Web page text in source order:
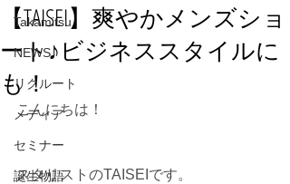
Takamitsu
NEWS
リクルート
メディア
セミナー
誕生物語
【TAISEI】爽やかメンズショ
ート♪ビジネススタイルに
も！
こんにちは！
スタリストのTAISEIです。